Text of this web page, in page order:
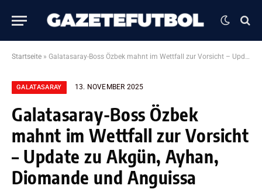
Startseite » Galatasaray-Boss Özbek mahnt im Wettfall zur Vorsicht – Update zu Akgün, Ayhan, Diomande und Anguissa
GALATASARAY 13. NOVEMBER 2025
Galatasaray-Boss Özbek
mahnt im Wettfall zur Vorsicht
– Update zu Akgün, Ayhan,
Diomande und Anguissa